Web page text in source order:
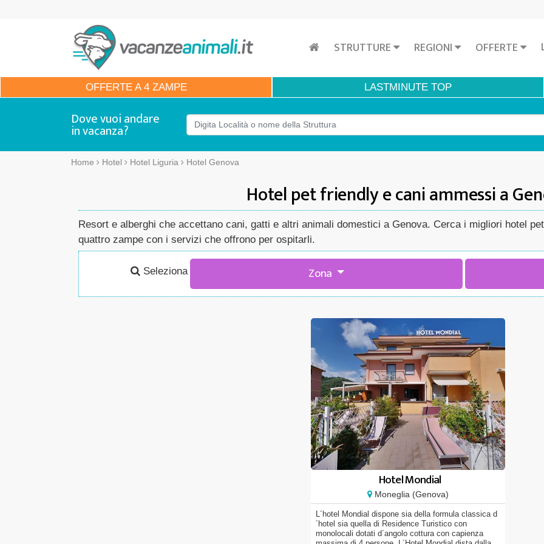
STRUTTURE REGIONI OFFERTE
OFFERTEA 4 ZAMPE LASTMINUTE TOP
Dove vuoi andare
in vacanza?
Home Hotel Hotel Liguria Hotel Genova
Hotel pet friendly e cani ammessi a
Resort e alberghi che accettano cani, gatti e altri animali domestici a Genova. Cerca i migliori hotel
quattro zampe con i servizi che offrono per ospitarli.
Seleziona Zona
Hotel Mondial
Moneglia (Genova)
L´hotel Mondial dispone sia della formula classica d
´hotel sia quella di Residence Turistico con
monolocali dotati d´angolo cottura con capienza